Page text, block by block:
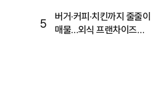
5
버거·커피·치킨까지 줄줄이
매물…외식 프랜차이즈